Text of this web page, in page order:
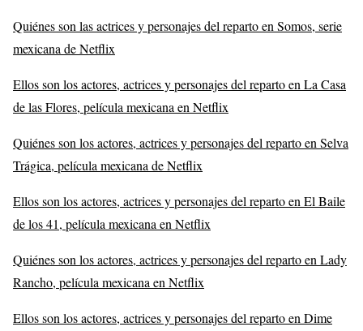
Quiénes son las actrices y personajes del reparto en Somos, serie
mexicana de Netflix
Ellos son los actores, actrices y personajes del reparto en La Casa
de las Flores, película mexicana en Netflix
Quiénes son los actores, actrices y personajes del reparto en Selva
Trágica, película mexicana de Netflix
Ellos son los actores, actrices y personajes del reparto en El Baile
de los 41, película mexicana en Netflix
Quiénes son los actores, actrices y personajes del reparto en Lady
Rancho, película mexicana en Netflix
Ellos son los actores, actrices y personajes del reparto en Dime